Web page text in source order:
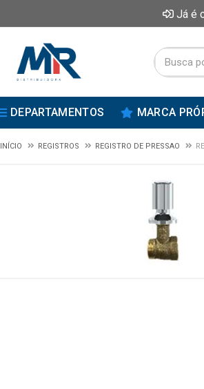
Já é
DEPARTAMENTOS MARCA
INÍCIO REGISTROS REGISTRO DE PRESSAO